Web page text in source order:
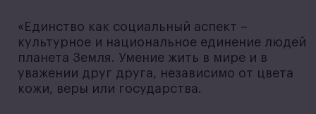
«Единство как социальный аспект –
культурное и национальное единение людей
планета Земля. Умение жить в мире и в
уважении друг друга, независимо от цвета
кожи, веры или государства.